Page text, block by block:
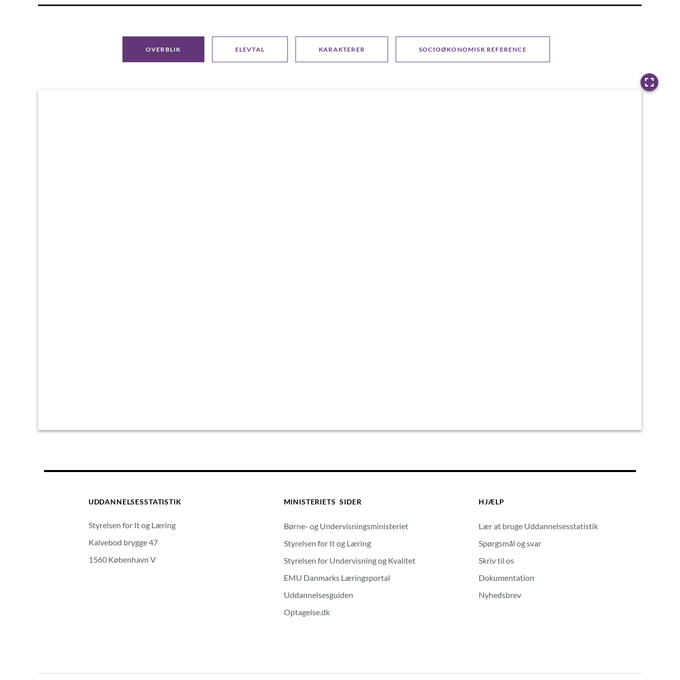
OVERBLIK ELEVTAL KARAKTERER SOCIOØKONOMISK REFERENCE
UDDANNELSESSTATISTIK
Styrelsen for It og Læring
Kalvebod brygge 47
1560 København V
MINISTERIETS SIDER
Børne- og Undervisningsministeriet
Styrelsen for It og Læring
Styrelsen for Undervisning og Kvalitet
EMU Danmarks Læringsportal
Uddannelsesguiden
Optagelse.dk
HJÆLP
Lær at bruge Uddannelsesstatistik
Spørgsmål og svar
Skriv til os
Dokumentation
Nyhedsbrev